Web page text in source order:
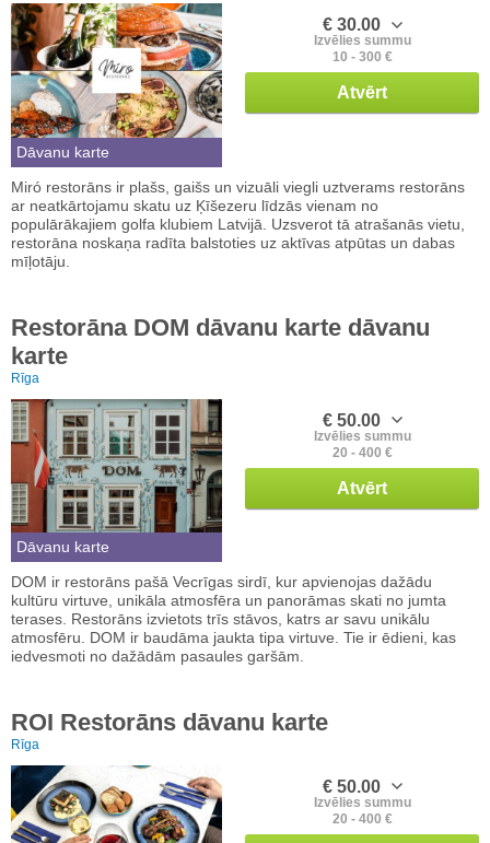
Dāvanu karte
€ 30.00
Izvēlies summu
10 - 300 €
Atvērt
Miró restorāns ir plašs, gaišs un vizuāli viegli uztverams restorāns
ar neatkārtojamu skatu uz Ķīšezeru līdzās vienam no
populārākajiem golfa klubiem Latvijā. Uzsverot tā atrašanās vietu,
restorāna noskaņa radīta balstoties uz aktīvas atpūtas un dabas
mīļotāju.
Restorāna DOM dāvanu karte dāvanu
karte
Rīga
Dāvanu karte
€ 50.00
Izvēlies summu
20 - 400 €
Atvērt
DOM ir restorāns pašā Vecrīgas sirdī, kur apvienojas dažādu
kultūru virtuve, unikāla atmosfēra un panorāmas skati no jumta
terases. Restorāns izvietots trīs stāvos, katrs ar savu unikālu
atmosfēru. DOM ir baudāma jaukta tipa virtuve. Tie ir ēdieni, kas
iedvesmoti no dažādām pasaules garšām.
ROI Restorāns dāvanu karte
Rīga
€ 50.00
Izvēlies summu
20 - 400 €